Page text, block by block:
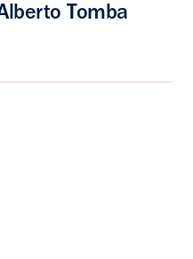
Tomba